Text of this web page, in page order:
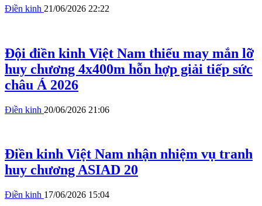
Điền kinh 21/06/2026 22:22
Đội điền kinh Việt Nam thiếu may mắn lỡ
huy chương 4x400m hỗn hợp giải tiếp sức
châu Á 2026
Điền kinh 20/06/2026 21:06
Điền kinh Việt Nam nhận nhiệm vụ tranh
huy chương ASIAD 20
Điền kinh 17/06/2026 15:04